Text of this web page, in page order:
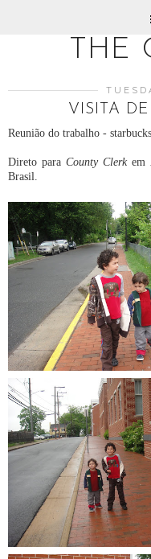
THE
VISITA
Reunião do trabalho -
Direto para County Clerkem
Brasil.